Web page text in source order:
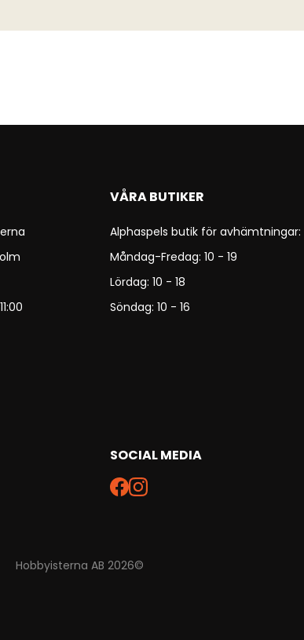
VÅRA BUTIKER
Alphaspels butik för avhämtningar:
Måndag-Fredag: 10 - 19
Lördag: 10 - 18
Söndag: 10 - 16
SOCIAL MEDIA
Hobbyisterna AB 2026©